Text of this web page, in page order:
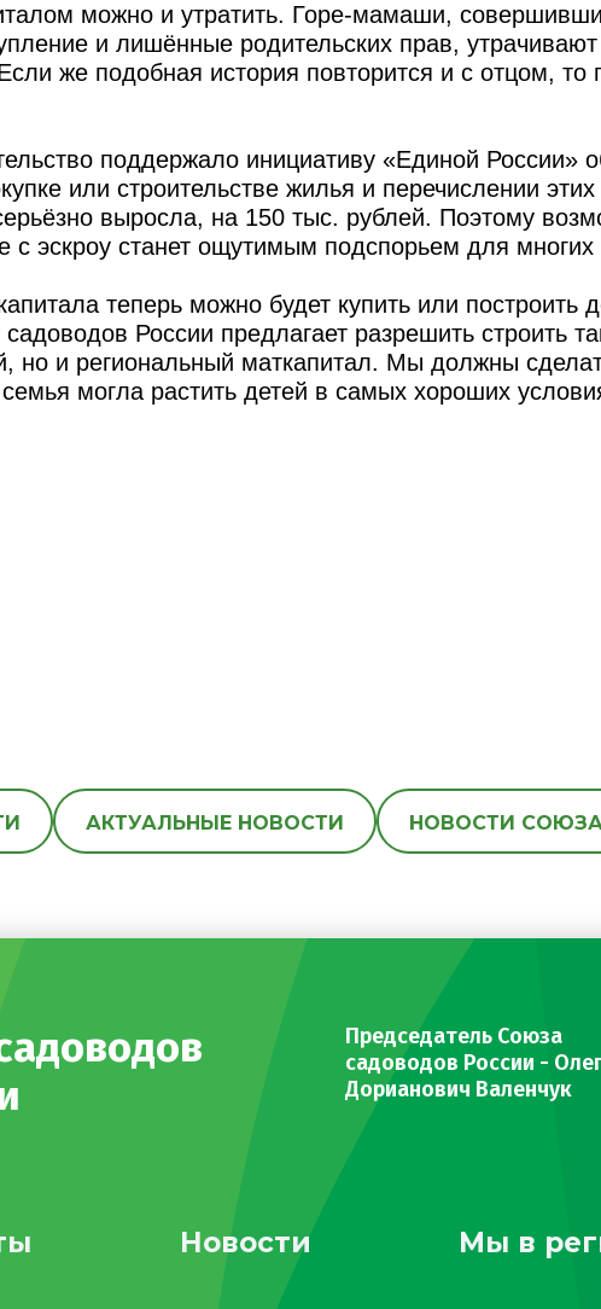
можно и утратить. Горе-мамаши,
и лишённые родительских прав,
же подобная история повторится и с отцом, то
поддержало инициативу «Единой России»
или строительстве жилья и перечислении
выросла, на 150 тыс. рублей. Поэтому
с эскроу станет ощутимым подспорьем для
теперь можно будет купить или построить
России предлагает разрешить строить
но и региональный маткапитал. Мы должны
могла растить детей в самых хороших
АКТУАЛЬНЫЕ НОВОСТИ НОВОСТИ СОЮЗА
Председатель Союза
садоводов России -
Дорианович Валенчук
Новости Мы в